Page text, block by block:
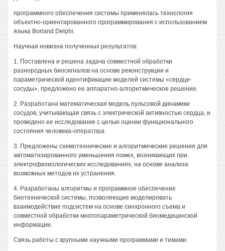
программного обеспечения системы применялась технология
объектно-ориентированного программирования с использованием
языка Borland Delphi.
Научная новизна полученных результатов:
1. Поставлена и решена задача совместной обработки
разнородных биосигналов на основе реконструкции и
параметрической идентификации моделей системы «сердце-
сосуды», предложено ее аппаратно-алгоритмическое решение.
2. Разработана математическая модель пульсовой динамики
сосудов, учитывающая связь с электрической активностью сердца, и
проведено ее исследование с целью оценки функционального
состояния человека-оператора.
3. Предложены схемотехнические и алгоритмические решения для
автоматизированного уменьшения помех, возникающих при
электрофизиологических исследованиях, на основе анализа
возможных методов их устранения.
4. Разработаны алгоритмы и программное обеспечение
биотехнической системы, позволяющие моделировать
взаимодействие подсистем на основе синхронного съема и
совместной обработки многопараметрической биомедицинской
информации.
Связь работы с крупными научными программами и темами.